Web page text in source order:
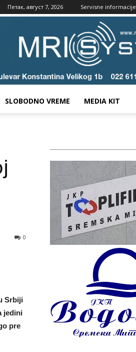
Петак, август 7, 2026 Servisne informacije
SLOBODNO VREME MEDIA KIT
0
Srbiji
jedini
pre